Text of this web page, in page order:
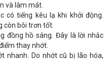
và làm mát.
có tiếng kêu lạ khi khởi động.
còn bôi trơn tốt.
đồng hồ sáng. Đây là lời nhắc
thay nhớt.
nhanh. Do nhớt cũ bị lão hóa,